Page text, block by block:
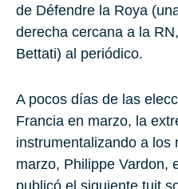
de Défendre la Roya
derecha cercana a la
Bettati) al periódico.
A pocos días de las
Francia en marzo, la
instrumentalizando a los
marzo, Philippe Vardon,